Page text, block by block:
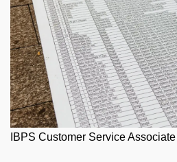
IBPS Customer Service